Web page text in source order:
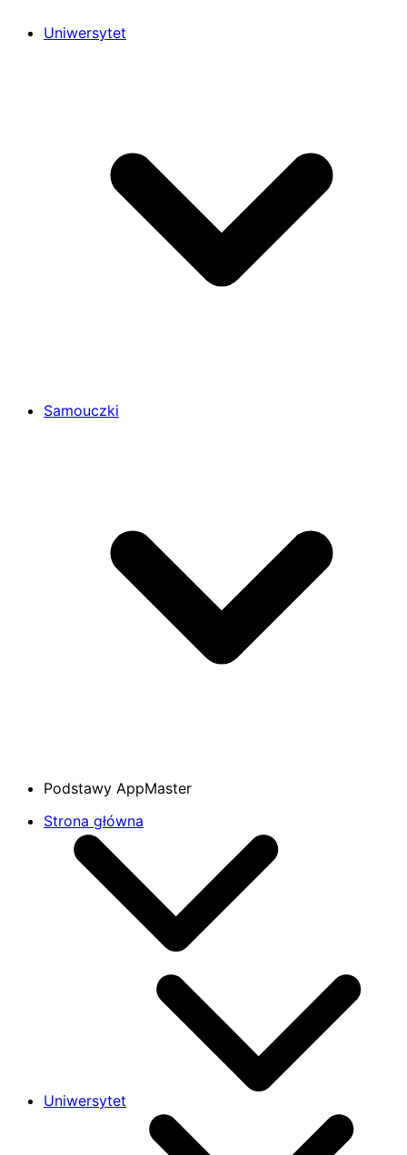
Uniwersytet
Samouczki
Podstawy AppMaster
Strona główna
Uniwersytet